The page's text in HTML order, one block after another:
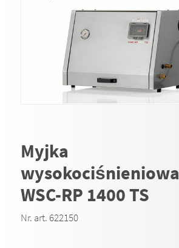
Myjka
wysokociśnieniowa
WSC-RP 1400 TS
Nr. art. 622150